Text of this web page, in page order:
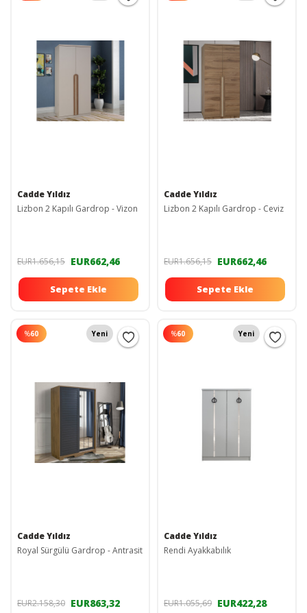
Cadde Yıldız
Lizbon 2 Kapılı Gardrop - Vizon
EUR1.656,15 EUR662,46
Sepete Ekle
Cadde Yıldız
Lizbon 2 Kapılı Gardrop - Ceviz
EUR1.656,15 EUR662,46
Sepete Ekle
%60 Yeni
Cadde Yıldız
Royal Sürgülü Gardrop - Antrasit
EUR2.158,30 EUR863,32
%60 Yeni
Cadde Yıldız
Rendi Ayakkabılık
EUR1.055,69 EUR422,28